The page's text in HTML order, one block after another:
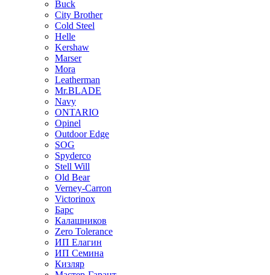
Buck
City Brother
Cold Steel
Helle
Kershaw
Marser
Mora
Leatherman
Mr.BLADE
Navy
ONTARIO
Opinel
Outdoor Edge
SOG
Spyderco
Stell Will
Old Bear
Verney-Carron
Victorinox
Барс
Калашников
Zero Tolerance
ИП Елагин
ИП Семина
Кизляр